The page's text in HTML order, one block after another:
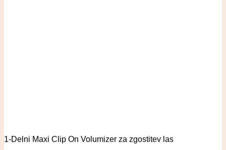
1-Delni Maxi Clip On Volumizer za zgostitev las